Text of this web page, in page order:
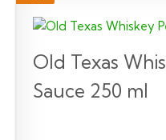
Old Texas
Sauce 250 ml